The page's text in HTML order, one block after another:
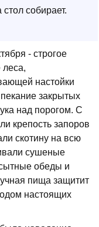
собирает.
- строгое
настойки
закрытых
над порогом. С
крепость запоров
скотину на всю
сушеные
обеды и
пища защитит
настоящих